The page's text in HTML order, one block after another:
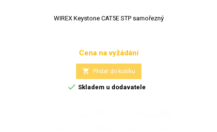
WIREX Keystone CAT5E STP samořezný
Cena
Cena na vyžádání
 Přidat do košíku
 Skladem u dodavatele